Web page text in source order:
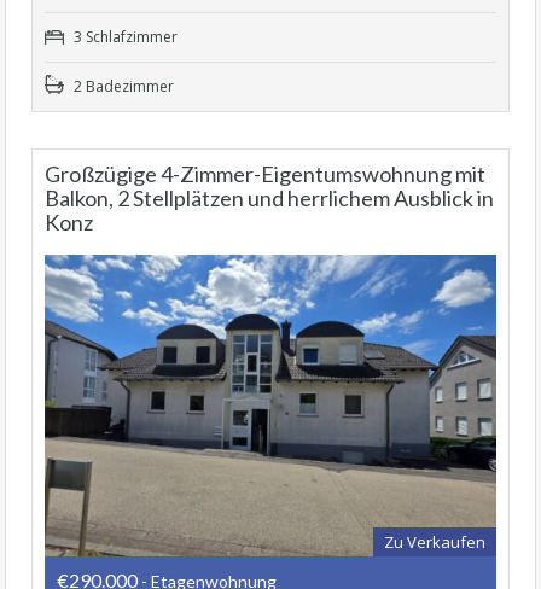
3 Schlafzimmer
2 Badezimmer
Großzügige 4-Zimmer-Eigentumswohnung mit
Balkon, 2 Stellplätzen und herrlichem Ausblick in
Konz
Zu Verkaufen
€290.000 - Etagenwohnung